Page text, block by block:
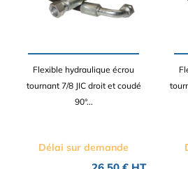
Flexible hydraulique écrou
tournant 7/8 JIC droit et coudé
90°...
Délai sur demande